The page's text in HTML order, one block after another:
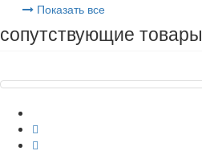
Показать все
сопутствующие товары